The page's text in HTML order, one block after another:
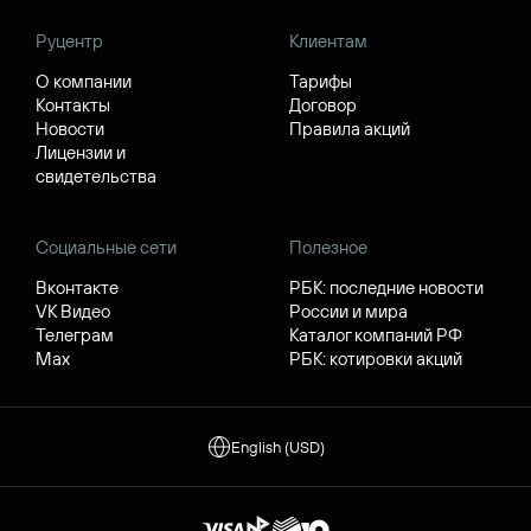
Руцентр
О компании
Контакты
Новости
Лицензии и
свидетельства
Клиентам
Тарифы
Договор
Правила акций
Социальные сети
Вконтакте
VK Видео
Телеграм
Max
Полезное
РБК: последние новости
России и мира
Каталог компаний РФ
РБК: котировки акций
English (USD)